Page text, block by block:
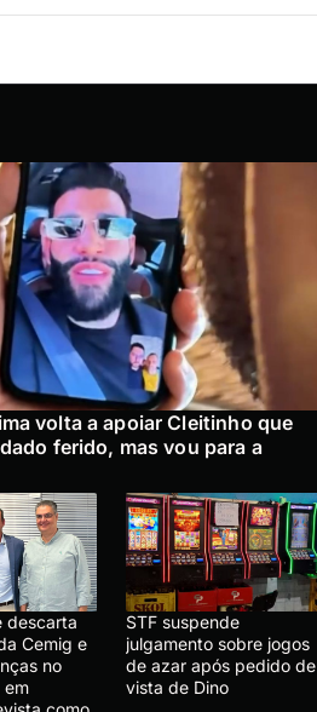
volta a apoiar Cleitinho que
ferido, mas vou para a
descarta
Cemig e
no
em
STF suspende
julgamento sobre jogos
de azar após pedido de
vista de Dino